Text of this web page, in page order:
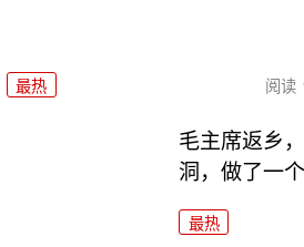
最热 阅读
毛主席返乡
洞，做了一
最热